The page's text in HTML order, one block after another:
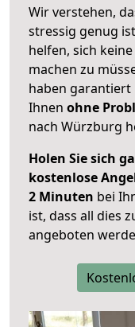
Wir verstehen,
stressig genug
helfen, sich
machen zu
haben garantiert
Ihnen ohne
nach Würzburg
Holen Sie sich
kostenlose
2 Minuten bei
ist, dass all dies
angeboten